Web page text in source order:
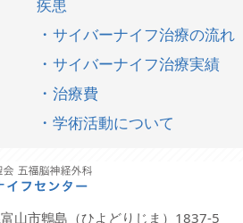
疾患
サイバーナイフ治療の流れ
サイバーナイフ治療実績
治療費
学術活動について
山市鵯島（ひよどりじま）1837-5